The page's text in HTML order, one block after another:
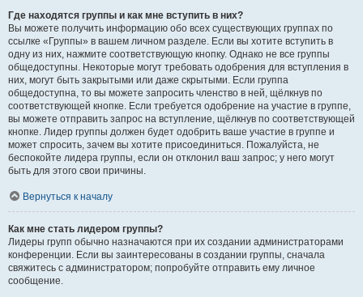
Где находятся группы и как мне вступить в них?
Вы можете получить информацию обо всех существующих группах по
ссылке «Группы» в вашем личном разделе. Если вы хотите вступить в
одну из них, нажмите соответствующую кнопку. Однако не все группы
общедоступны. Некоторые могут требовать одобрения для вступления в
них, могут быть закрытыми или даже скрытыми. Если группа
общедоступна, то вы можете запросить членство в ней, щёлкнув по
соответствующей кнопке. Если требуется одобрение на участие в группе,
вы можете отправить запрос на вступление, щёлкнув по соответствующей
кнопке. Лидер группы должен будет одобрить ваше участие в группе и
может спросить, зачем вы хотите присоединиться. Пожалуйста, не
беспокойте лидера группы, если он отклонил ваш запрос; у него могут
быть для этого свои причины.
Вернуться к началу
Как мне стать лидером группы?
Лидеры групп обычно назначаются при их создании администраторами
конференции. Если вы заинтересованы в создании группы, сначала
свяжитесь с администратором; попробуйте отправить ему личное
сообщение.